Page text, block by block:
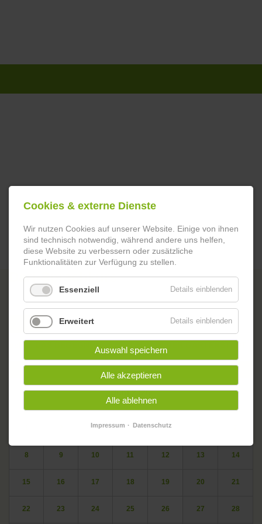
Dari-Sprachkurs
Zurück
oskar. DAS BEGEGNUNGSZENTRUM IN DER GARTENSTADT
< Juni 2026 >
Mo So
3 4 5
8 9 10 11 12 13 14
15 16 17 18 19 20 21
22 23 24 25 26 27 28
Cookies & externe Dienste
Wir nutzen Cookies auf unserer Website. Einige von ihnen
sind technisch notwendig, während andere uns helfen,
diese Website zu verbessern oder zusätzliche
Funktionalitäten zur Verfügung zu stellen.
Essenziell Details einblenden
Erweitert Details einblenden
Auswahl speichern
Alle akzeptieren
Alle ablehnen
Impressum Datenschutz